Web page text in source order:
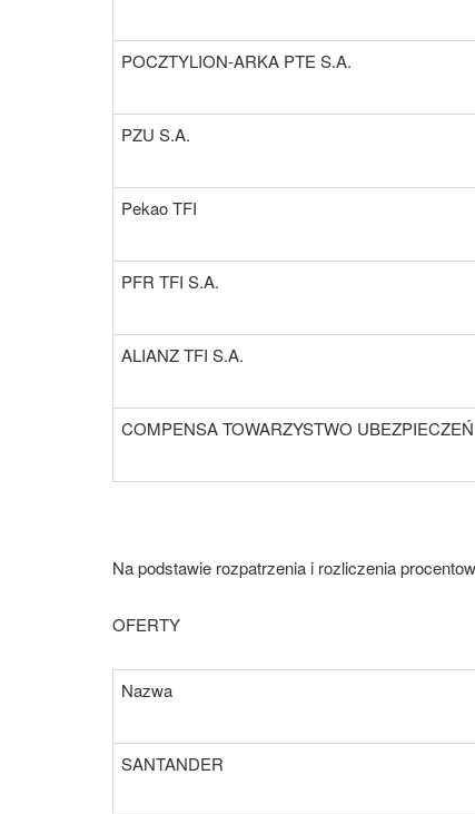
POCZTYLION-ARKA PTE S.A.
PZU S.A.
Pekao TFI
PFR TFI S.A.
ALIANZ TFI S.A.
COMPENSA TOWARZYSTWO
Na podstawie rozpatrzenia i rozliczenia
OFERTY
Nazwa
SANTANDER